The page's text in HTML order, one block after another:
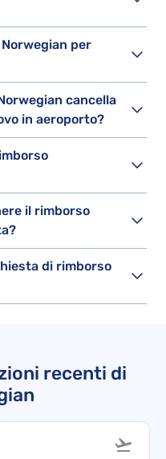
per
cancella
in aeroporto?
il rimborso
di rimborso
recenti di